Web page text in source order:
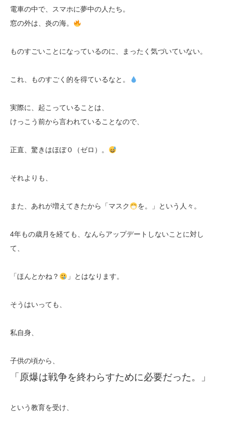
電車の中で、スマホに夢中の人たち。
窓の外は、炎の海。
ものすごいことになっているのに、まったく気づいていない。
これ、ものすごく的を得ているなと。
実際に、起こっていることは、
けっこう前から言われていることなので、
正直、驚きはほぼ０（ゼロ）。
それよりも、
また、あれが増えてきたから「マスク を。」という人々。
4年もの歳月を経ても、なんらアップデートしないことに対し
て、
「ほんとかね？ 」とはなります。
そうはいっても、
私自身、
子供の頃から、
「原爆は戦争を終わらすために必要だった。」
という教育を受け、